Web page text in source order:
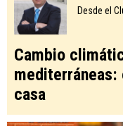
Desde el
Cambio
mediterráneas:
casa